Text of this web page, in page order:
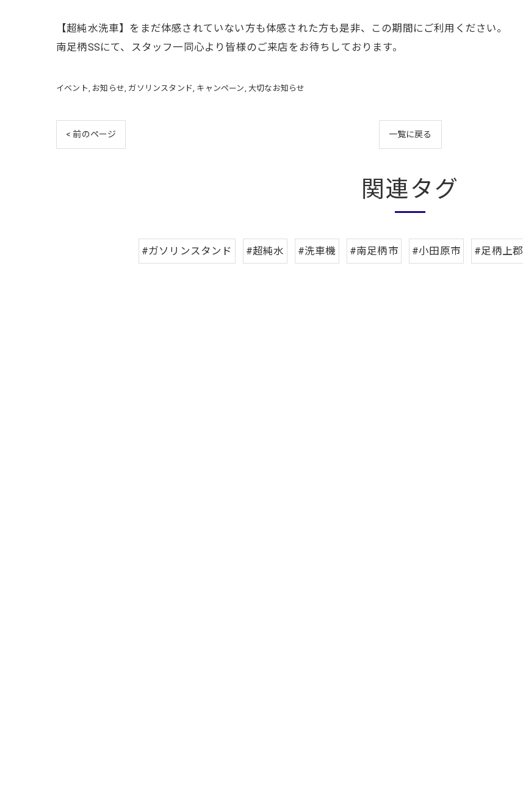
【超純水洗車】をまだ体感されていない方も体感された方も是非、この期間にご利用ください。
南足柄SSにて、スタッフ一同心より皆様のご来店をお待ちしております。
イベント お知らせ ガソリンスタンド キャンペーン 大切なお知らせ
< 前のページ 一覧に戻る
関連タグ
#ガソリンスタンド #超純水 #洗車機 #南足柄市 #小田原市 #足柄上郡